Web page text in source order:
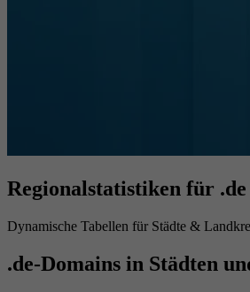
Regionalstatistiken für .de
Dynamische Tabellen für Städte &
.de-Domains in Städten